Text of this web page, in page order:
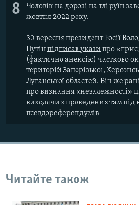
8
Чоловік на дорозі на тлі руїн
жовтня 2022 року.
30 вересня президент Росії
Путін підписав укази про
(фактично анексію) частково
територій Запорізької,
Луганської областей. Він же
про визнання «незалежності»
виходячи з проведених там
псевдореферендумів
Читайте також